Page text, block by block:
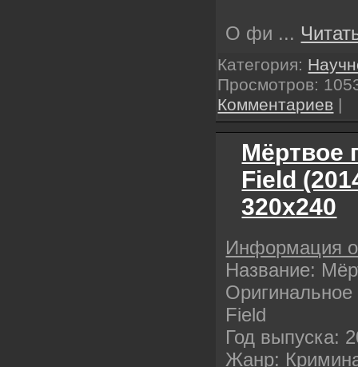
О фи ...
Категория:
Просмотров:
Комментариев |
Мёртвое
Field
320х240
Информация
Название:
Field
Год выпуска:
Жанр: